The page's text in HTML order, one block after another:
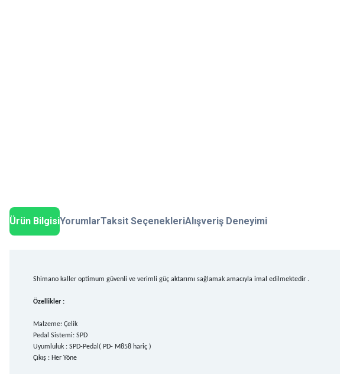
Ürün BilgisiYorumlarTaksit SeçenekleriAlışveriş Deneyimi
Shimano kaller optimum güvenli ve verimli güç aktarımı sağlamak amacıyla imal edilmektedir .
Özellikler :
Malzeme: Çelik
Pedal Sistemi: SPD
Uyumluluk : SPD-Pedal( PD- M858 hariç )
Çıkış : Her Yöne